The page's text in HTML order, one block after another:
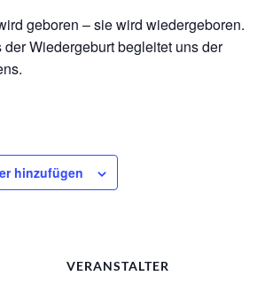
geboren – sie wird wiedergeboren.
Wiedergeburt begleitet uns der
hinzufügen
VERANSTALTER